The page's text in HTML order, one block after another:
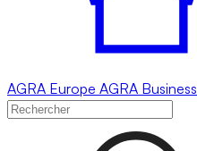
AGRA Europe AGRA Business